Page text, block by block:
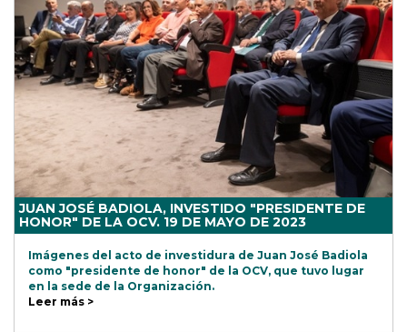
JUAN JOSÉ BADIOLA, INVESTIDO "PRESIDENTE DE
HONOR" DE LA OCV. 19 DE MAYO DE 2023
Imágenes del acto de investidura de Juan José Badiola
como "presidente de honor" de la OCV, que tuvo lugar
en la sede de la Organización.
Leer más >